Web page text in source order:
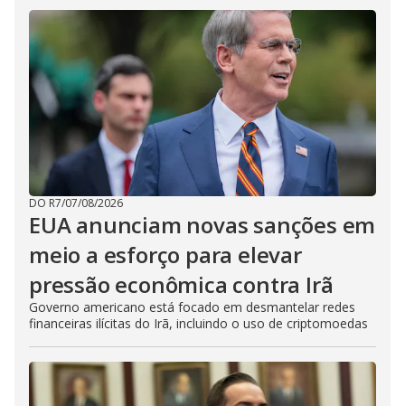
DO R7/07/08/2026
EUA anunciam novas sanções em
meio a esforço para elevar
pressão econômica contra Irã
Governo americano está focado em desmantelar redes
financeiras ilícitas do Irã, incluindo o uso de criptomoedas